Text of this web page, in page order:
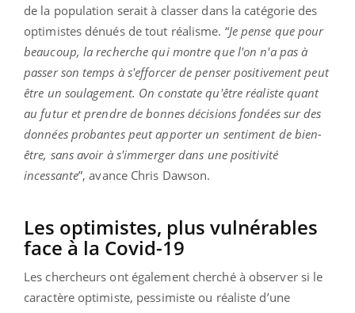
de la population serait à classer dans la catégorie des
optimistes dénués de tout réalisme. “Je pense que pour
beaucoup, la recherche qui montre que l'on n'a pas à
passer son temps à s'efforcer de penser positivement peut
être un soulagement. On constate qu'être réaliste quant
au futur et prendre de bonnes décisions fondées sur des
données probantes peut apporter un sentiment de bien-
être, sans avoir à s'immerger dans une positivité
incessante”, avance Chris Dawson.
Les optimistes, plus vulnérables
face à la Covid-19
Les chercheurs ont également cherché à observer si le
caractère optimiste, pessimiste ou réaliste d’une